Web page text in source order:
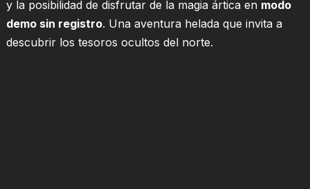
y la posibilidad de disfrutar de la magia ártica en modo
demo sin registro. Una aventura helada que invita a
descubrir los tesoros ocultos del norte.